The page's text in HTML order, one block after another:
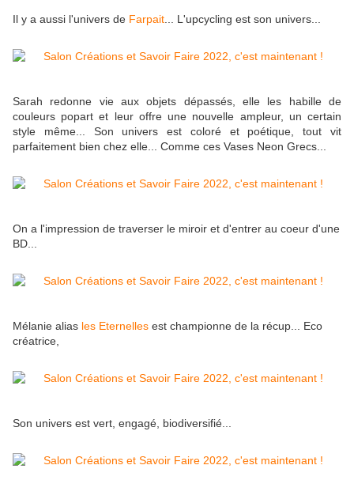
Il y a aussi l'univers de Farpait ... L'upcycling est son univers...
Sarah redonne vie aux objets dépassés, elle les habille de
couleurs popart et leur offre une nouvelle ampleur, un certain
style même... Son univers est coloré et poétique, tout vit
parfaitement bien chez elle... Comme ces Vases Neon Grecs...
On a l'impression de traverser le miroir et d'entrer au coeur d'une
BD...
Mélanie alias les Eternelles est championne de la récup... Eco
créatrice,
Son univers est vert, engagé, biodiversifié...